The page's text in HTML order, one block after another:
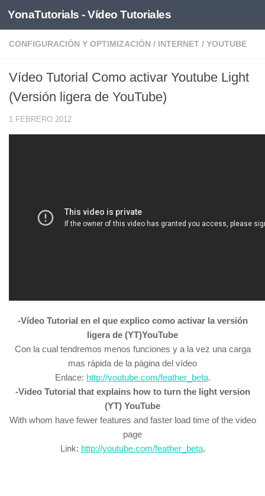
Saltar al contenido
YonaTutorials - Vídeo Tutoriales
CONFIGURACIÓN Y OPTIMIZACIÓN / INTERNET / YOUTUBE
Vídeo Tutorial Como activar Youtube Light
(Versión ligera de YouTube)
1 FEBRERO 2012
-Vídeo Tutorial en el que explico como activar la versión
ligera de (YT)YouTube
Con la cual tendremos menos funciones y a la vez una carga
mas rápida de la página del vídeo
Enlace: http://youtube.com/feather_beta.
-Video Tutorial that explains how to turn the light version
(YT) YouTube
With whom have fewer features and faster load time of the video
page
Link: http://youtube.com/feather_beta.